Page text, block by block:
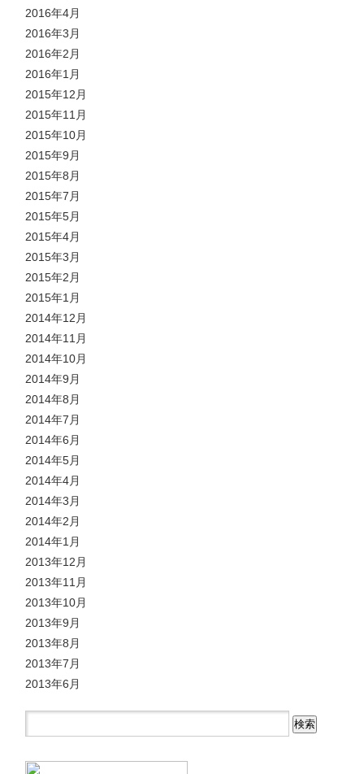
2016年4月
2016年3月
2016年2月
2016年1月
2015年12月
2015年11月
2015年10月
2015年9月
2015年8月
2015年7月
2015年5月
2015年4月
2015年3月
2015年2月
2015年1月
2014年12月
2014年11月
2014年10月
2014年9月
2014年8月
2014年7月
2014年6月
2014年5月
2014年4月
2014年3月
2014年2月
2014年1月
2013年12月
2013年11月
2013年10月
2013年9月
2013年8月
2013年7月
2013年6月